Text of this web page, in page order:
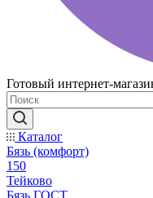
Готовый интернет-
Каталог
Бязь (комфорт)
150
Тейково
Бязь ГОСТ